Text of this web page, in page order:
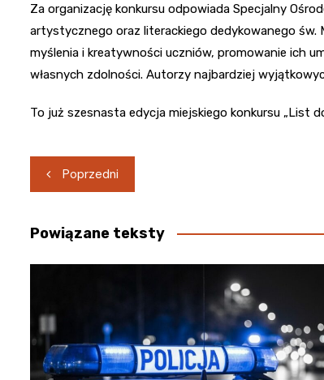
Za organizację konkursu odpowiada Specjalny
artystycznego oraz literackiego dedykowanego św.
myślenia i kreatywności uczniów, promowanie ich
własnych zdolności. Autorzy najbardziej
To już szesnasta edycja miejskiego konkursu „List do
Nawigacja
wpisu
Poprzedni
Powiązane teksty